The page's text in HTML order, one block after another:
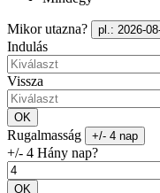
Mikor utazna? pl.: 2026-
Indulás
Vissza
OK
Rugalmasság +/- 4 nap
+/- 4 Hány nap?
OK